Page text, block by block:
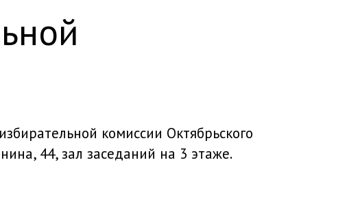
комиссии Октябрьского
44, зал заседаний на 3 этаже.